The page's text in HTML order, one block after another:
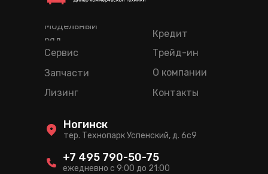
Лизинг
Кредит
Трейд-ин
Модельный
ряд
Сервис
Запчасти
О компании
Контакты
тер. Технопарк Успенский, д. 6c9
Ногинск
ежедневно с 9:00 до 21:00
+7 495 790-50-75